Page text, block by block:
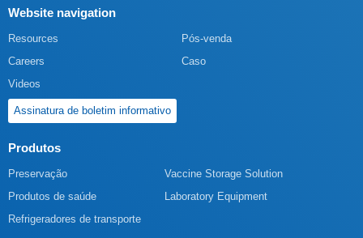
Website navigation
Resources
Pós-venda
Careers
Caso
Videos
Assinatura de boletim informativo
Produtos
Preservação
Vaccine Storage Solution
Produtos de saúde
Laboratory Equipment
Refrigeradores de transporte